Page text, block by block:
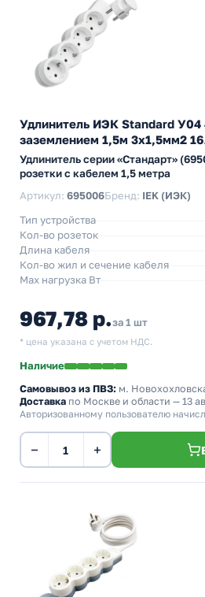
Удлинитель ИЭК Standard У04
заземлением 1,5м 3х1,5мм2
Удлинитель серии «Стандарт»
розетки с кабелем 1,5 метра
Артикул: 695006Бренд: IEK (ИЭК)
Тип устройства
Кол-во розеток
Длина кабеля
Кол-во жил и сечение кабеля
Max нагрузка Вт
967,78 р.за 1 шт
* цена указана с учетом НДС.
Наличие
Самовывоз из ПВЗ: м.
Доставка по Москве и области — 13
Авторизованному пользователю
− +